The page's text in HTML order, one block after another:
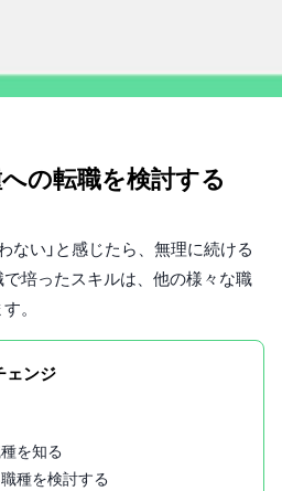
の転職を検討する
ない」と感じたら、無理に続ける
培ったスキルは、他の様々な職
。
ェンジ
を知る
種を検討する